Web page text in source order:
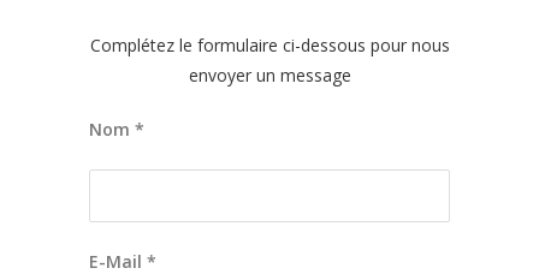
Complétez le formulaire ci-dessous pour nous
envoyer un message
Nom *
E-Mail *